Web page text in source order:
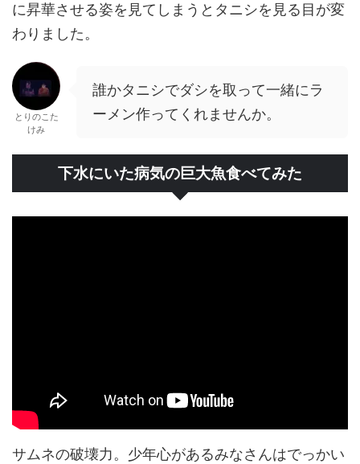
に昇華させる姿を見てしまうとタニシを見る目が変
わりました。
とりのこた
けみ
誰かタニシでダシを取って一緒にラ
ーメン作ってくれませんか。
下水にいた病気の巨大魚食べてみた
サムネの破壊力。少年心があるみなさんはでっかい